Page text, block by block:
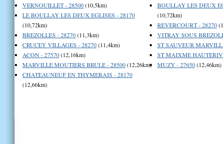
VERNOUILLET - 28500(10,5km)
LE BOULLAY LES DEUX EGLISES - 28170
(10,72km)
BREZOLLES - 28270(11,3km)
CRUCEY VILLAGES - 28270(11,4km)
ACON - 27570(12,16km)
MARVILLE MOUTIERS BRULE - 28500(12,26km)
CHATEAUNEUF EN THYMERAIS - 28170
(12,66km)
BOULLAY LES DEUX
(10,72km)
REVERCOURT - 28270
VITRAY SOUS
ST SAUVEUR
ST MAIXME
MUZY - 27650(12,46km)